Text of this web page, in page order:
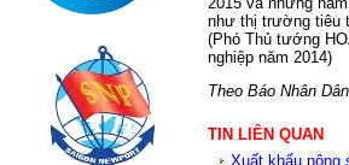
như thị trường tiêu
(Phó Thủ tướng
nghiệp năm 2014)
Theo Báo Nhân Dân
TIN LIÊN QUAN
Xuất khẩu nông